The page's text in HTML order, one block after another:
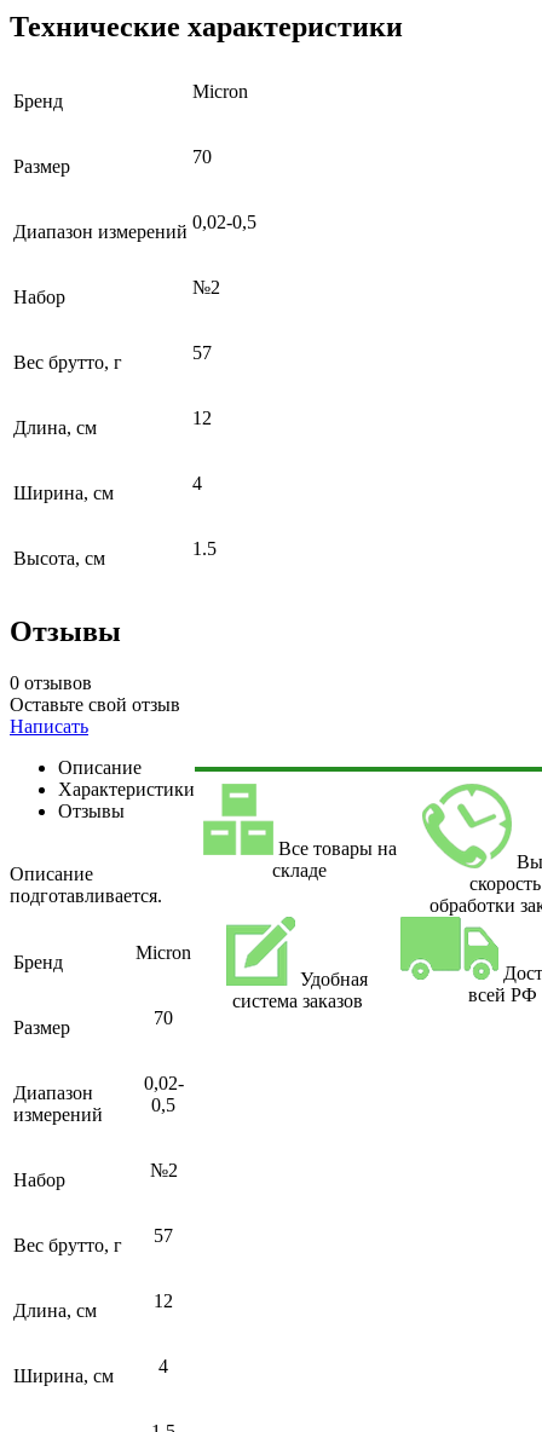
Технические характеристики
Бренд Micron
Размер 70
Диапазон измерений 0,02-0,5
Набор №2
Вес брутто, г 57
Длина, см 12
Ширина, см 4
Высота, см 1.5
Отзывы
0 отзывов
Оставьте свой отзыв
Написать
Описание
Характеристики
Отзывы
Описание
подготавливается.
Бренд Micron
Размер 70
Диапазон
измерений
0,02-
0,5
Набор №2
Вес брутто, г 57
Длина, см 12
Ширина, см 4
Все товары на
складе
скорость
обработки
Удобная
система заказов
всей РФ